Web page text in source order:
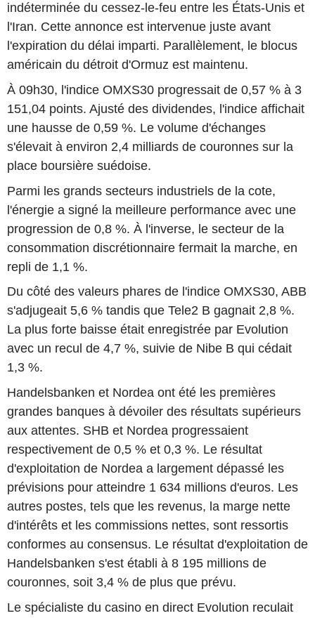
indéterminée du cessez-le-feu entre les États-Unis et
l'Iran. Cette annonce est intervenue juste avant
l'expiration du délai imparti. Parallèlement, le blocus
américain du détroit d'Ormuz est maintenu.
À 09h30, l'indice OMXS30 progressait de 0,57 % à 3
151,04 points. Ajusté des dividendes, l'indice affichait
une hausse de 0,59 %. Le volume d'échanges
s'élevait à environ 2,4 milliards de couronnes sur la
place boursière suédoise.
Parmi les grands secteurs industriels de la cote,
l'énergie a signé la meilleure performance avec une
progression de 0,8 %. À l'inverse, le secteur de la
consommation discrétionnaire fermait la marche, en
repli de 1,1 %.
Du côté des valeurs phares de l'indice OMXS30, ABB
s'adjugeait 5,6 % tandis que Tele2 B gagnait 2,8 %.
La plus forte baisse était enregistrée par Evolution
avec un recul de 4,7 %, suivie de Nibe B qui cédait
1,3 %.
Handelsbanken et Nordea ont été les premières
grandes banques à dévoiler des résultats supérieurs
aux attentes. SHB et Nordea progressaient
respectivement de 0,5 % et 0,3 %. Le résultat
d'exploitation de Nordea a largement dépassé les
prévisions pour atteindre 1 634 millions d'euros. Les
autres postes, tels que les revenus, la marge nette
d'intérêts et les commissions nettes, sont ressortis
conformes au consensus. Le résultat d'exploitation de
Handelsbanken s'est établi à 8 195 millions de
couronnes, soit 3,4 % de plus que prévu.
Le spécialiste du casino en direct Evolution reculait